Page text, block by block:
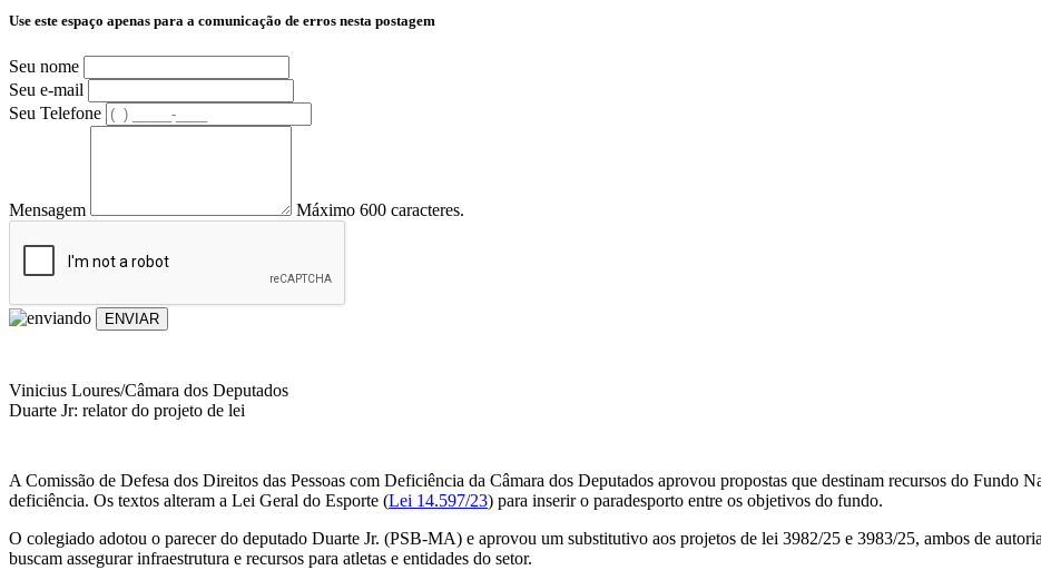
Use este espaço apenas para a comunicação de erros nesta postagem
Seu nome
Seu e-mail
Seu Telefone
Mensagem Máximo 600 caracteres.
ENVIAR
Vinicius Loures/Câmara dos Deputados
Duarte Jr: relator do projeto de lei
A Comissão de Defesa dos Direitos das Pessoas com Deficiência da Câmara dos Deputados aprovou propostas que destinam recursos do Fundo
deficiência. Os textos alteram a Lei Geral do Esporte (Lei 14.597/23) para inserir o paradesporto entre os objetivos do fundo.
O colegiado adotou o parecer do deputado Duarte Jr. (PSB-MA) e aprovou um substitutivo aos projetos de lei 3982/25 e 3983/25, ambos de
buscam assegurar infraestrutura e recursos para atletas e entidades do setor.